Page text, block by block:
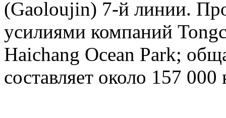
(Gaoloujin) 7-й линии.
усилиями компаний
Haichang Ocean Park;
составляет около 157